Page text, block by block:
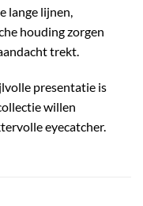
lange lijnen,
houding zorgen
trekt.
presentatie is
willen
eyecatcher.